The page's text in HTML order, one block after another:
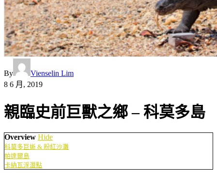
By
Vienselin Lim
8 6 月, 2019
親臨史前巨獸之鄉 – 科莫多島
Overview Hide
科莫多巨蜥 & 粉紅沙灘
帕達爾島
卡納瓦浮潛點